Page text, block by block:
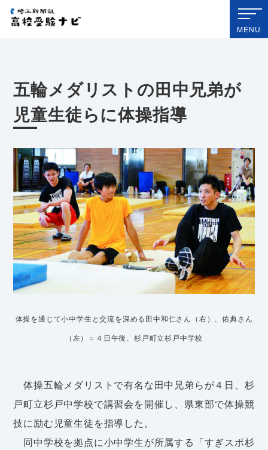
埼玉新聞社 高校受験ナビ
MENU
五輪メダリストの田中兄弟が
児童生徒らに体操指導
体操を通じて小中学生と交流を深める田中和仁さん（右）、佑典さん
（左）＝４日午後、杉戸町立杉戸中学校
体操五輪メダリストで有名な田中兄弟らが４日、杉
戸町立杉戸中学校で講習会を開催し、県東部で体操競
技に励む児童生徒を指導した。
同中学校を拠点に小中学生が所属する「すぎスポ杉